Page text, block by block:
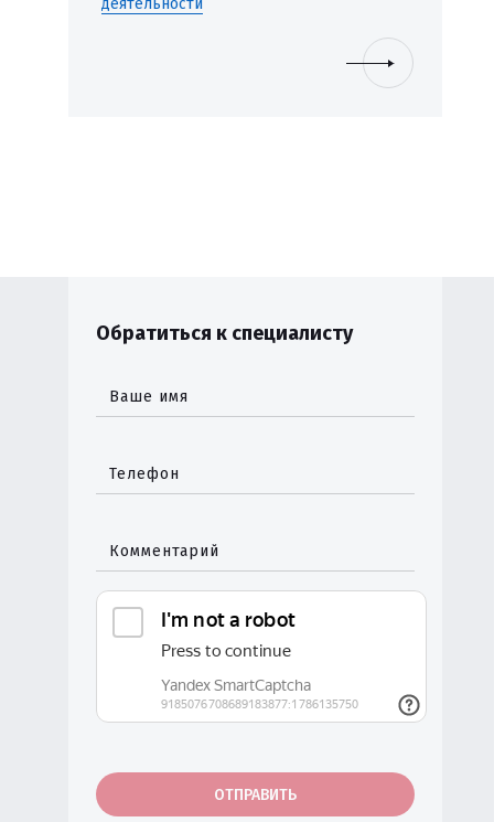
деятельности
Обратиться к специалисту
Ваше имя
Телефон
Комментарий
ОТПРАВИТЬ